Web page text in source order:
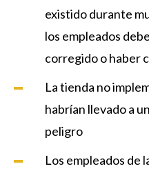
existido durante
los empleados
corregido o haber
La tienda no
habrían llevado a
peligro
Los empleados de